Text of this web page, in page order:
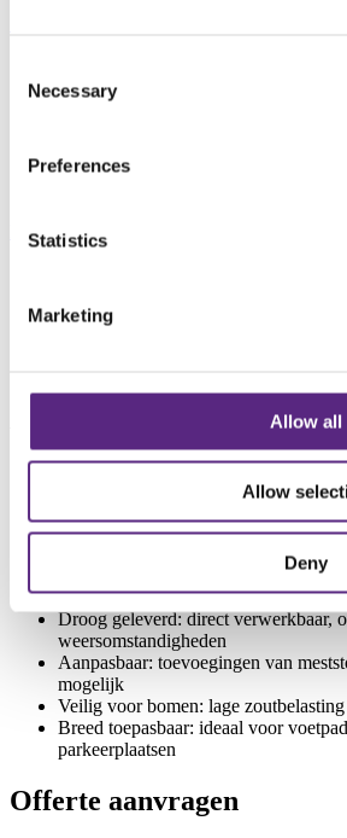
Selection
Necessary
Preferences
Statistics
Marketing
Allow all
Allow
Deny
Parken
RAG-gekeurd: gegarandeerde
Goede doorwortelbaarheid: luchtige
Waterdoorlatend: voorkomt
wortelverstikking
Droog geleverd: direct verwerkbaar,
weersomstandigheden
Aanpasbaar: toevoegingen van
mogelijk
Veilig voor bomen: lage
Breed toepasbaar: ideaal voor
parkeerplaatsen
Offerte aanvragen